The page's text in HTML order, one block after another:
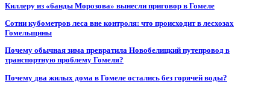
Киллеру из «банды Морозова» вынесли приговор в Гомеле
Сотни кубометров леса вне контроля: что происходит в лесхозах
Гомельщины
Почему обычная зима превратила Новобелицкий путепровод в
транспортную проблему Гомеля?
Почему два жилых дома в Гомеле остались без горячей воды?